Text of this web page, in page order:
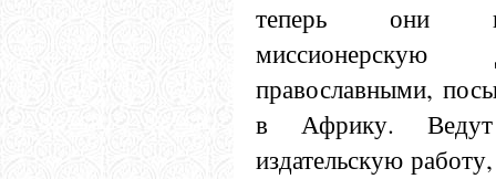
теперь они
миссионерскую
православными,
в Африку.
издательскую